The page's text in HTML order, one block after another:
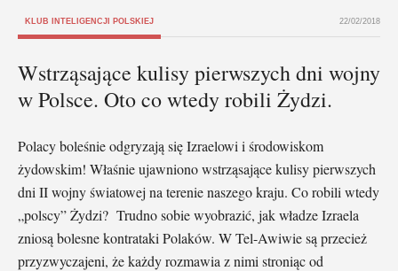
KLUB INTELIGENCJI POLSKIEJ 22/02/2018
Wstrząsające kulisy pierwszych dni wojny
w Polsce. Oto co wtedy robili Żydzi.
Polacy boleśnie odgryzają się Izraelowi i środowiskom
żydowskim! Właśnie ujawniono wstrząsające kulisy pierwszych
dni II wojny światowej na terenie naszego kraju. Co robili wtedy
„polscy” Żydzi? Trudno sobie wyobrazić, jak władze Izraela
zniosą bolesne kontrataki Polaków. W Tel-Awiwie są przecież
przyzwyczajeni, że każdy rozmawia z nimi stroniąc od